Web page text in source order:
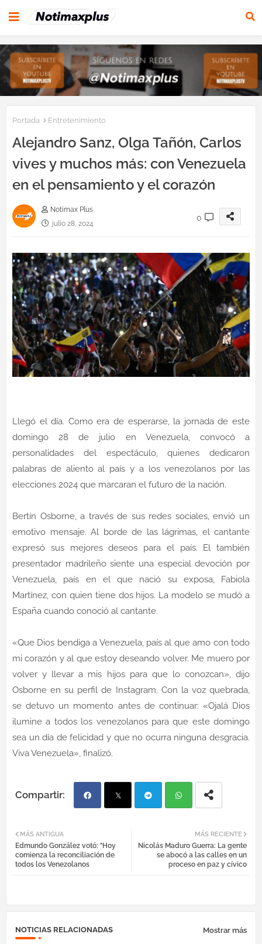
Portada Entretenimiento
Alejandro Sanz, Olga Tañón, Carlos
vives y muchos más: con Venezuela
en el pensamiento y el corazón
Notimax Plus
julio 28, 2024
0
Llegó el día. Como era de esperarse, la jornada de este
domingo 28 de julio en Venezuela, convocó a
personalidades del espectáculo, quienes dedicaron
palabras de aliento al país y a los venezolanos por las
elecciones 2024 que marcaran el futuro de la nación.
Bertín Osborne, a través de sus redes sociales, envió un
emotivo mensaje. Al borde de las lágrimas, el cantante
expresó sus mejores deseos para el país. El también
presentador madrileño siente una especial devoción por
Venezuela, país en el que nació su exposa, Fabiola
Martínez, con quien tiene dos hijos. La modelo se mudó a
España cuando conoció al cantante.
«Que Dios bendiga a Venezuela, país al que amo con todo
mi corazón y al que estoy deseando volver. Me muero por
volver y llevar a mis hijos para que lo conozcan», dijo
Osborne en su perfil de Instagram. Con la voz quebrada,
se detuvo un momento antes de continuar: «Ojalá Dios
ilumine a todos los venezolanos para que este domingo
sea un día de felicidad y que no ocurra ninguna desgracia.
Viva Venezuela», finalizó.
ebo tter egr atsa
MÁS RECIENTE
Nicolás Maduro Guerra: La gente
se abocó a las calles en un
proceso en paz y cívico
MÁS ANTIGUA
Edmundo González votó: "Hoy
comienza la reconciliación de
todos los Venezolanos
NOTICIAS RELACIONADAS Mostrar más